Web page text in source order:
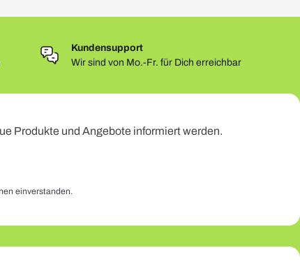
Kundensupport
Wir sind von Mo.-Fr. für Dich erreichbar
Produkte und Angebote informiert werden.
einverstanden.